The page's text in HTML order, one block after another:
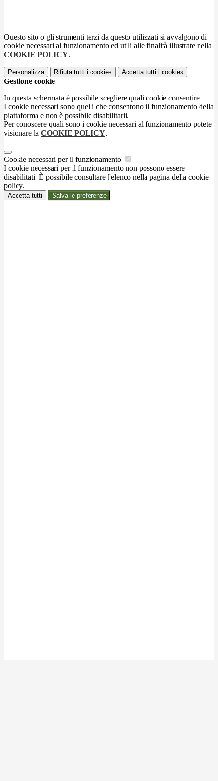
Questo sito o gli strumenti terzi da questo utilizzati si avvalgono di
cookie necessari al funzionamento ed utili alle finalità illustrate nella
COOKIE POLICY.
Personalizza Rifiuta tutti i cookies Accetta tutti i cookies
Gestione cookie
In questa schermata è possibile scegliere quali cookie consentire.
I cookie necessari sono quelli che consentono il funzionamento della
piattaforma e non è possibile disabilitarli.
Per conoscere quali sono i cookie necessari al funzionamento potete
visionare la COOKIE POLICY.
Cookie necessari per il funzionamento
I cookie necessari per il funzionamento non possono essere
disabilitati. È possibile consultare l'elenco nella pagina della cookie
policy.
Accetta tutti Salva le preferenze